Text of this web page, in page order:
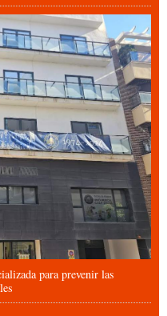
para prevenir las